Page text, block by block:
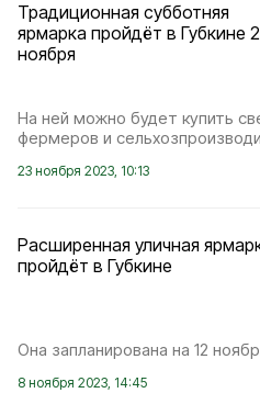
Традиционная субботняя
ярмарка пройдёт в Губкине
ноября
На ней можно будет купить
фермеров и
23 ноября 2023, 10:13
Расширенная уличная
пройдёт в Губкине
Она запланирована на 12
8 ноября 2023, 14:45